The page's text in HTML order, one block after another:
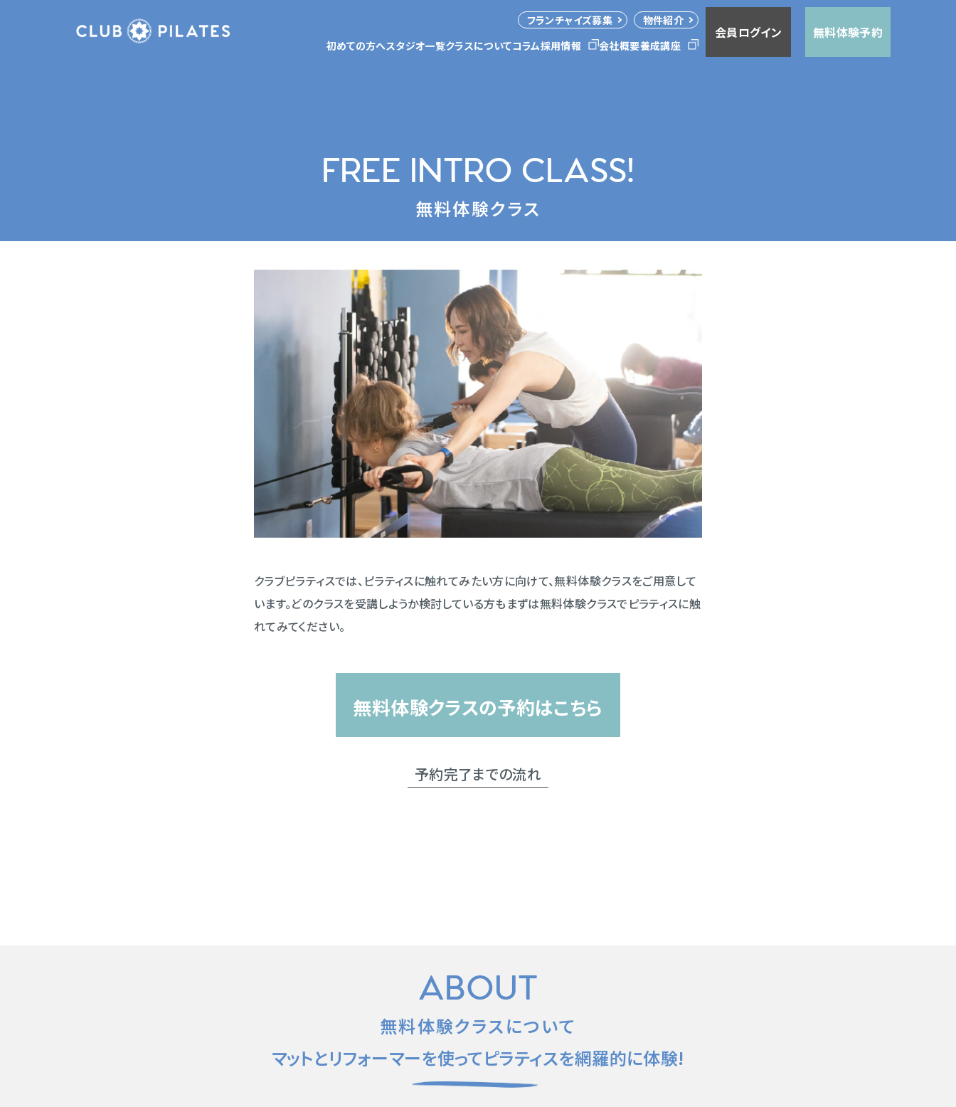
初めての方へスタジオ一覧クラスについてコラム採用情報 会社概要養成講座
フランチャイズ募集 物件紹介
会員ログイン 無料体験予約
FREE INTRO CLASS!
無料体験クラス
クラブピラティスでは、ピラティスに触れてみたい方に向けて、無料体験クラスをご用意して
います。どのクラスを受講しようか検討している方もまずは無料体験クラスでピラティスに触
れてみてください。
無料体験クラスの予約はこちら
予約完了までの流れ
ABOUT
無料体験クラスについて
マットとリフォーマーを使ってピラティスを網羅的に体験!